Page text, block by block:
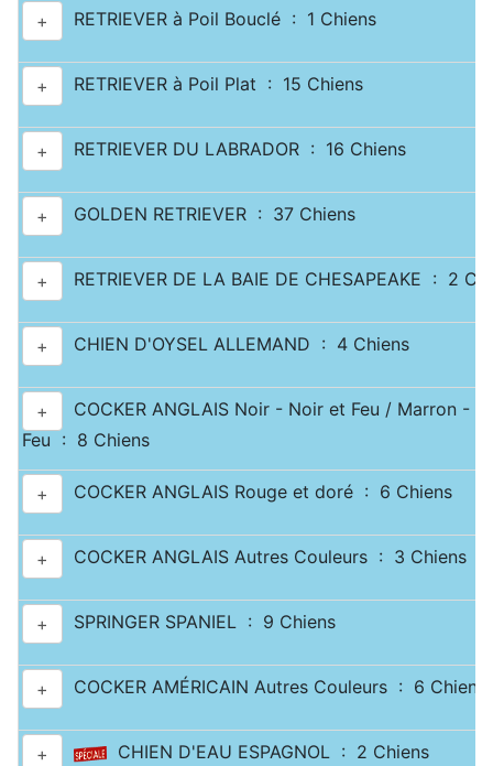
+ RETRIEVER à Poil Bouclé : 1 Chiens
+ RETRIEVER à Poil Plat : 15 Chiens
+ RETRIEVER DU LABRADOR : 16 Chiens
+ GOLDEN RETRIEVER : 37 Chiens
+ RETRIEVER DE LA BAIE DE CHESAPEAKE : 2
+ CHIEN D'OYSEL ALLEMAND : 4 Chiens
+
COCKER ANGLAIS Noir - Noir et Feu / Marron -
Feu : 8 Chiens
+ COCKER ANGLAIS Rouge et doré : 6 Chiens
+ COCKER ANGLAIS Autres Couleurs : 3 Chiens
+ SPRINGER SPANIEL : 9 Chiens
+ COCKER AMÉRICAIN Autres Couleurs : 6 Chiens
+ CHIEN D'EAU ESPAGNOL : 2 Chiens